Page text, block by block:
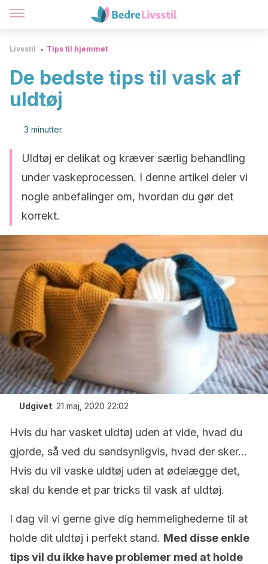
Livsstil Tips til hjemmet
De bedste tips til vask af
uldtøj
3 minutter
Uldtøj er delikat og kræver særlig behandling
under vaskeprocessen. I denne artikel deler vi
nogle anbefalinger om, hvordan du gør det
korrekt.
Udgivet: 21 maj, 2020 22:02
Hvis du har vasket uldtøj uden at vide, hvad du
gjorde, så ved du sandsynligvis, hvad der sker…
Hvis du vil vaske uldtøj uden at ødelægge det,
skal du kende et par tricks til vask af uldtøj.
I dag vil vi gerne give dig hemmelighederne til at
holde dit uldtøj i perfekt stand. Med disse enkle
tips vil du ikke have problemer med at holde